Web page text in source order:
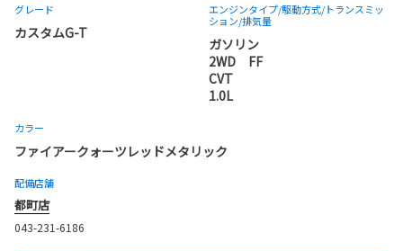
グレード
カスタムG-T
エンジンタイプ/駆動方式/トランスミッ
ション/排気量
ガソリン
2WD FF
CVT
1.0L
カラー
ファイアークォーツレッドメタリック
配備店舗
都町店
043-231-6186